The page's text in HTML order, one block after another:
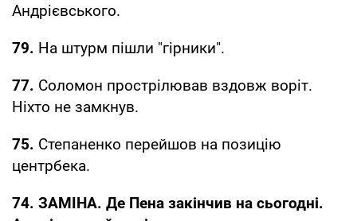
Андрієвського.
79. На штурм пішли "гірники".
77. Соломон прострілював вздовж воріт.
Ніхто не замкнув.
75. Степаненко перейшов на позицію
центрбека.
74. ЗАМІНА. Де Пена закінчив на сьогодні.